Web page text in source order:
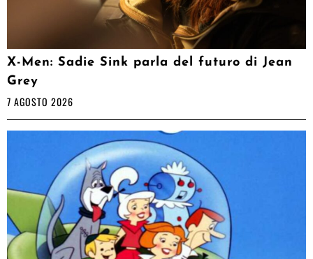
X-Men: Sadie Sink parla del futuro di Jean
Grey
7 AGOSTO 2026